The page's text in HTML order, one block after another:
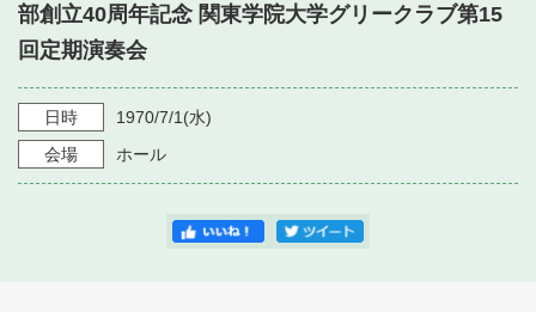
・ よくある質問
・ 空き状況
・ 利用料金
・ 音楽堂のご案内
・ フロアマップ
・ 芸術参与
神奈川県立音楽堂
SNS
部創立40周年記念 関東学院大学グリークラブ第15
回定期演奏会
日時 1970/7/1 (水)
会場
ホール